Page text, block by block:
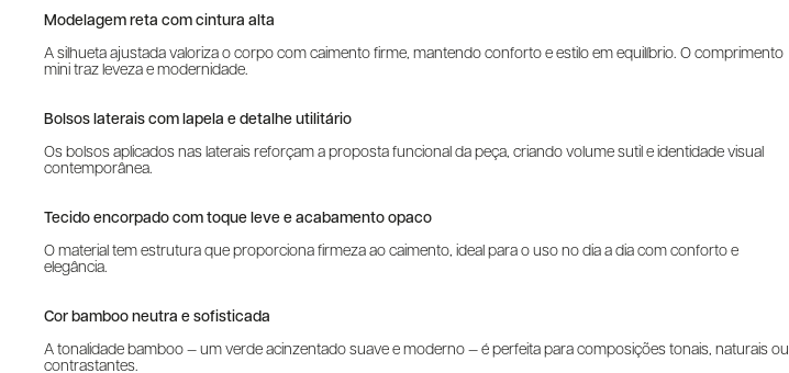
Modelagem reta com cintura alta
A silhueta ajustada valoriza o corpo com caimento firme, mantendo conforto e estilo em equilíbrio. O comprimento
mini traz leveza e modernidade.
Bolsos laterais com lapela e detalhe utilitário
Os bolsos aplicados nas laterais reforçam a proposta funcional da peça, criando volume sutil e identidade visual
contemporânea.
Tecido encorpado com toque leve e acabamento opaco
O material tem estrutura que proporciona firmeza ao caimento, ideal para o uso no dia a dia com conforto e
elegância.
Cor bamboo neutra e sofisticada
A tonalidade bamboo — um verde acinzentado suave e moderno — é perfeita para composições tonais, naturais ou
contrastantes.